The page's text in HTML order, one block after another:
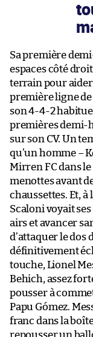
Sa première
espaces côté
terrain pour aider
première ligne de
son 4-4-2
premières demi-
sur son CV. Un
qu’un homme –
Mirren FC dans
menottes avant
chaussettes. Et, à
Scaloni voyait
airs et avancer
d’attaquer le dos
définitivement
touche, Lionel
Behich, assez
pousser à
Papu Gómez.
franc dans la
repousser un